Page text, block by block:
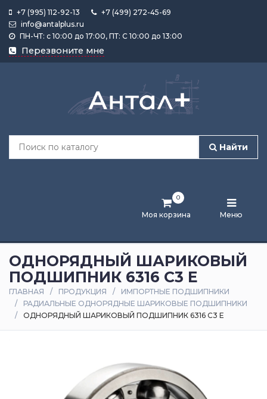
+7 (995) 112-92-13
+7 (499) 272-45-69
info@antalplus.ru
ПН-ЧТ: с 10:00 до 17:00, ПТ: С 10:00 до 13:00
Перезвоните мне
Найти
Моя корзина
0
Меню
Каталог
продукции
Лента
и
статьи
Оплата
доставка
ОДНОРЯДНЫЙ ШАРИКОВЫЙ
ПОДШИПНИК 6316 C3 E
ГЛАВНАЯ ПРОДУКЦИЯ
ИМПОРТНЫЕ ПОДШИПНИКИ
РАДИАЛЬНЫЕ ОДНОРЯДНЫЕ ШАРИКОВЫЕ ПОДШИПНИКИ
ОДНОРЯДНЫЙ ШАРИКОВЫЙ ПОДШИПНИК 6316 C3 E